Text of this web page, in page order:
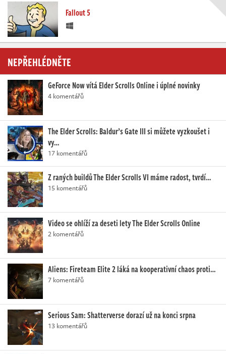
Fallout 5
NEPŘEHLÉDNĚTE
GeForce Now vítá Elder Scrolls Online i úplné novinky
4 komentářů
The Elder Scrolls: Baldur’s Gate III si můžete vyzkoušet i
vy…
17 komentářů
Z raných buildů The Elder Scrolls VI máme radost, tvrdí…
15 komentářů
Video se ohlíží za deseti lety The Elder Scrolls Online
2 komentářů
Aliens: Fireteam Elite 2 láká na kooperativní chaos proti…
7 komentářů
Serious Sam: Shatterverse dorazí už na konci srpna
13 komentářů